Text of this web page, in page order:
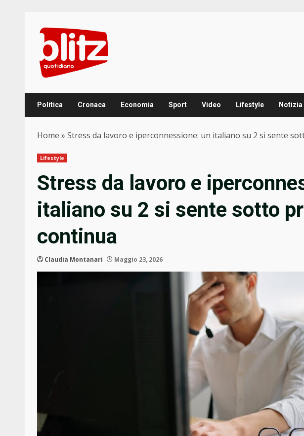
content
Politica Cronaca Economia Sport Video Lifestyle
Home » Stress da lavoro e iperconnessione: un italiano su 2 si sente
Lifestyle
Stress da lavoro e
italiano su 2 si sente sotto
continua
Claudia Montanari Maggio 23, 2026